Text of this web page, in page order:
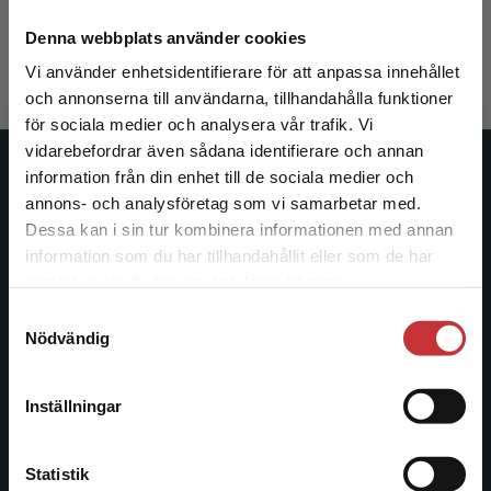
Denna webbplats använder cookies
Vi använder enhetsidentifierare för att anpassa innehållet
och annonserna till användarna, tillhandahålla funktioner
för sociala medier och analysera vår trafik. Vi
vidarebefordrar även sådana identifierare och annan
information från din enhet till de sociala medier och
annons- och analysföretag som vi samarbetar med.
Dessa kan i sin tur kombinera informationen med annan
information som du har tillhandahållit eller som de har
Nödvändig
Inställningar
Statistik
Begränsad fraktregion
Det verkar som att du besöker
studentlitteratur.se via en enhet utanför Sverige.
Vi erbjuder inte leveranser utanför Sverige. För
att kunna slutföra ett köp måste
350 krinkl. moms
Exkl. moms: 330 kr
Studentlitteratur
Studentlitteratur grundades 1963 och är idag Sveriges
ledande utbildningsförlag. Med läromedel, kurslitteratur,
facklitteratur, utbildningar och digitala
längs hela kunskapsresan.
Kontakta oss